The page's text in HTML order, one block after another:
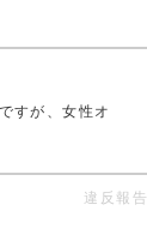
すが、女性オ
違反報告